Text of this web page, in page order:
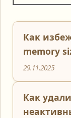
Как
memory
29.11.2025
Как